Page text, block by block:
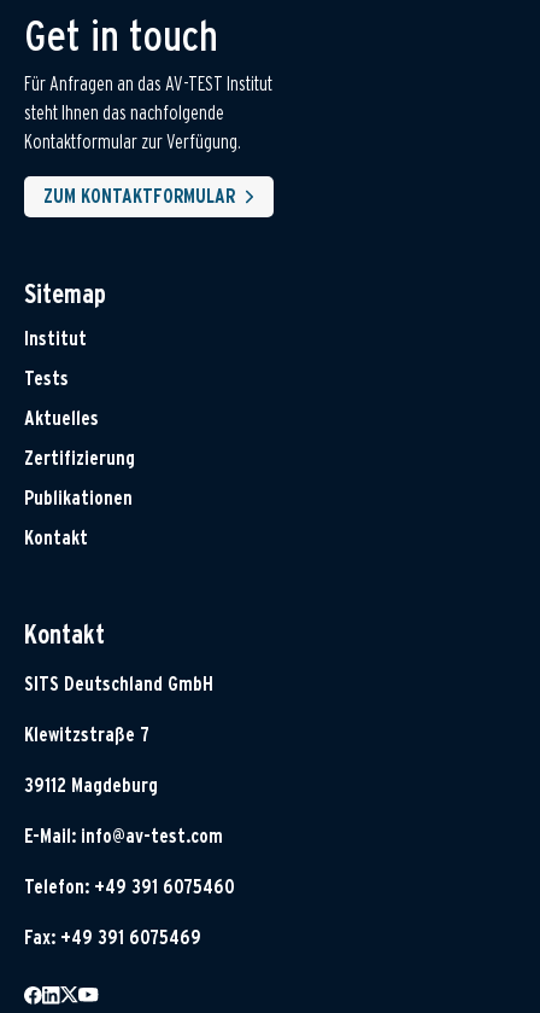
Get in touch
Für Anfragen an das AV-TEST Institut
steht Ihnen das nachfolgende
Kontaktformular zur Verfügung.
ZUM KONTAKTFORMULAR
Sitemap
Institut
Tests
Aktuelles
Zertifizierung
Publikationen
Kontakt
Kontakt
SITS Deutschland GmbH
Klewitzstraße 7
39112 Magdeburg
E-Mail: info@av-test.com
Telefon: +49 391 6075460
Fax: +49 391 6075469